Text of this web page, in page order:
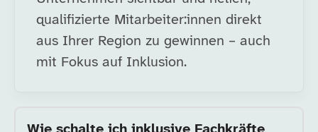
qualifizierte Mitarbeiter:innen direkt
aus Ihrer Region zu gewinnen – auch
mit Fokus auf Inklusion.